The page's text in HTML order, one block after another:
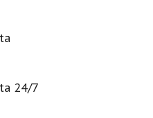
24/7